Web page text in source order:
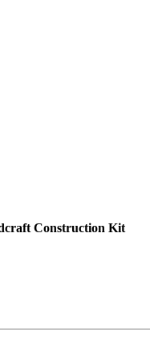
Construction Kit